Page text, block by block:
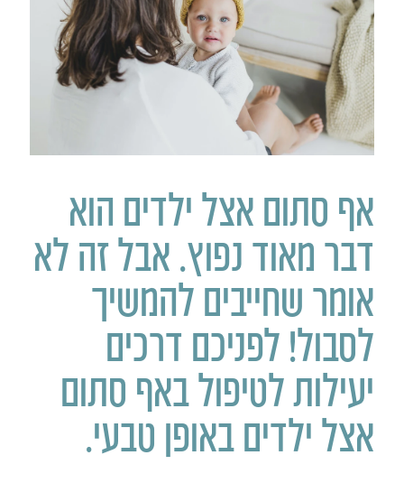
אף סתום אצל ילדים הוא
דבר מאוד נפוץ. אבל זה לא
אומר שחייבים להמשיך
לסבול! לפניכם דרכים
יעילות לטיפול באף סתום
אצל ילדים באופן טבעי.